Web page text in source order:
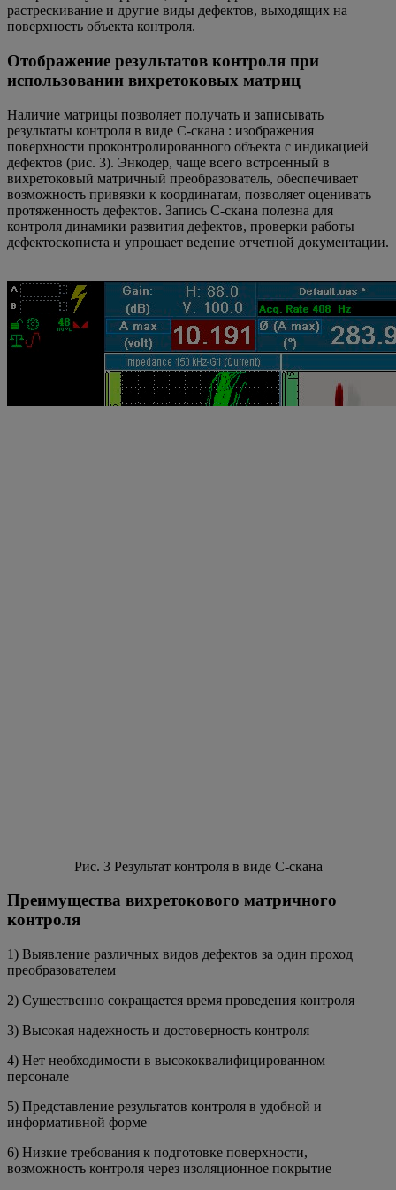
растрескивание и другие виды дефектов, выходящих на
поверхность объекта контроля.
Отображение результатов контроля при
использовании вихретоковых матриц
Наличие матрицы позволяет получать и записывать
результаты контроля в виде С-скана : изображения
поверхности проконтролированного объекта с индикацией
дефектов (рис. 3). Энкодер, чаще всего встроенный в
вихретоковый матричный преобразователь, обеспечивает
возможность привязки к координатам, позволяет оценивать
протяженность дефектов. Запись С-скана полезна для
контроля динамики развития дефектов, проверки работы
дефектоскописта и упрощает ведение отчетной документации.
Рис. 3 Результат контроля в виде С-скана
Преимущества вихретокового матричного
контроля
1) Выявление различных видов дефектов за один проход
преобразователем
2) Существенно сокращается время проведения контроля
3) Высокая надежность и достоверность контроля
4) Нет необходимости в высококвалифицированном
персонале
5) Представление результатов контроля в удобной и
информативной форме
6) Низкие требования к подготовке поверхности,
возможность контроля через изоляционное покрытие